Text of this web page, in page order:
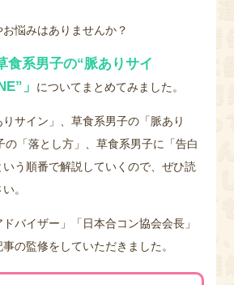
お悩みはありませんか？
食系男子の“脈ありサイ
」
についてまとめてみました。
サイン」、草食系男子の「脈あり
の「落とし方」、草食系男子に「告白
いう順番で解説していくので、ぜひ読
。
バイザー」「日本合コン協会会長」
の監修をしていただきました。